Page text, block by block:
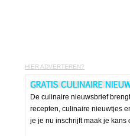
HIER ADVERTEREN?
De culinaire nieuwsbrief
recepten, culinaire nieuwtjes
je je nu inschrijft maak je kans